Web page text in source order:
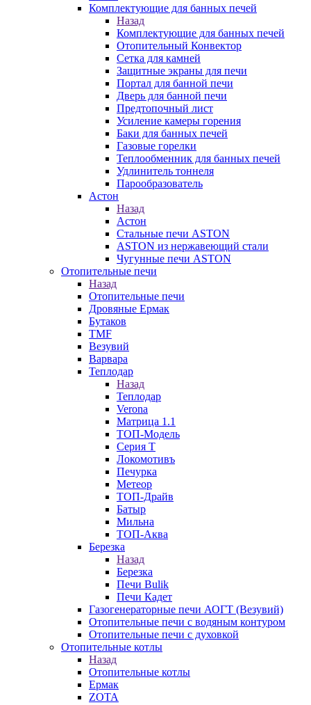
Комплектующие для банных печей
Назад
Комплектующие для банных печей
Отопительный Конвектор
Сетка для камней
Защитные экраны для печи
Портал для банной печи
Дверь для банной печи
Предтопочный лист
Усиление камеры горения
Баки для банных печей
Газовые горелки
Теплообменник для банных печей
Удлинитель тоннеля
Парообразователь
Астон
Назад
Астон
Стальные печи ASTON
ASTON из нержавеющий стали
Чугунные печи ASTON
Отопительные печи
Назад
Отопительные печи
Дровяные Ермак
Бутаков
TMF
Везувий
Варвара
Теплодар
Назад
Теплодар
Verona
Матрица 1.1
ТОП-Модель
Серия Т
Локомотивъ
Печурка
Метеор
ТОП-Драйв
Батыр
Мильна
ТОП-Аква
Березка
Назад
Березка
Печи Bulik
Печи Кадет
Газогенераторные печи АОГТ (Везувий)
Отопительные печи с водяным контуром
Отопительные печи с духовкой
Отопительные котлы
Назад
Отопительные котлы
Ермак
ZOTA